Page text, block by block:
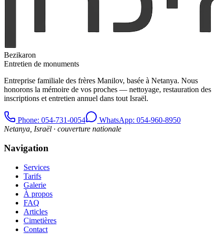
Bezikaron
Entretien de monuments
Entreprise familiale des frères Manilov, basée à Netanya. Nous
honorons la mémoire de vos proches — nettoyage, restauration des
inscriptions et entretien annuel dans tout Israël.
Phone: 054-731-0054
WhatsApp: 054-960-8950
Netanya, Israël · couverture nationale
Navigation
Services
Tarifs
Galerie
À propos
FAQ
Articles
Cimetières
Contact